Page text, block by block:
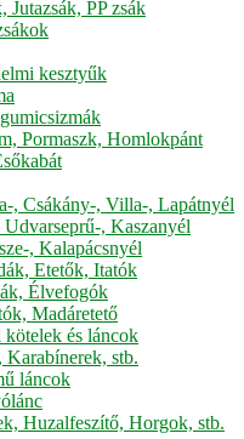
Jutazsák, PP zsák
kesztyűk
Pormaszk, Homlokpánt
, Csákány-, Villa-, Lapátnyél
, Kaszanyél
, Kalapácsnyél
Etetők, Itatók
Élvefogók
Madáretető
kötelek és láncok
stb.
láncok
Huzalfeszítő, Horgok, stb.